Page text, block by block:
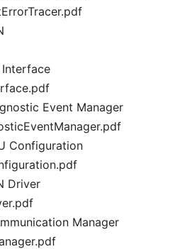
Event Manager
Configuration
Driver
Manager